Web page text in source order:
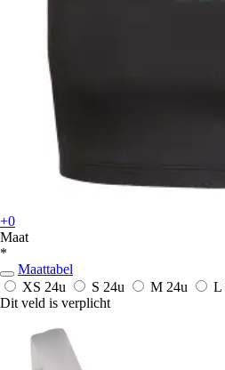
+0
Maat
*
Maattabel
XS 24u S 24u M 24u L
Dit veld is verplicht